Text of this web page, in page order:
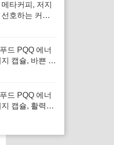
타커피, 저지
선호하는 커피
드 PQQ 에너
캡슐, 바쁜 일
드 PQQ 에너
캡슐, 활력과